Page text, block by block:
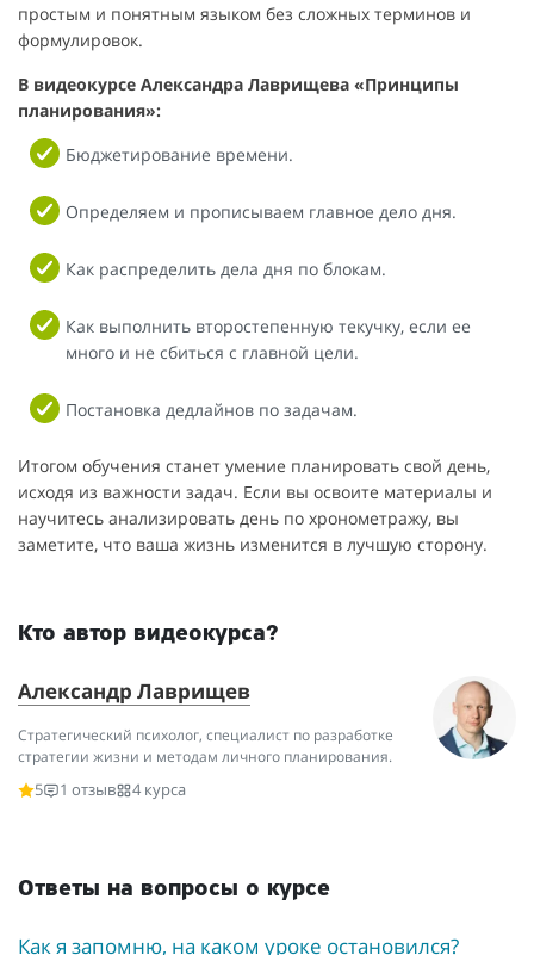
простым и понятным языком без сложных терминов и
формулировок.
В видеокурсе Александра Лаврищева «Принципы
планирования»:
Бюджетирование времени.
Определяем и прописываем главное дело дня.
Как распределить дела дня по блокам.
Как выполнить второстепенную текучку, если ее
много и не сбиться с главной цели.
Постановка дедлайнов по задачам.
Итогом обучения станет умение планировать свой день,
исходя из важности задач. Если вы освоите материалы и
научитесь анализировать день по хронометражу, вы
заметите, что ваша жизнь изменится в лучшую сторону.
Кто автор видеокурса?
Александр Лаврищев
Стратегический психолог, специалист по разработке
стратегии жизни и методам личного планирования.
5
1 отзыв 4 курса
Ответы на вопросы о курсе
Как я запомню, на каком уроке остановился?